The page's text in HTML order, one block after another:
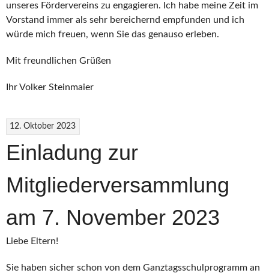
unseres Fördervereins zu engagieren. Ich habe meine Zeit im
Vorstand immer als sehr bereichernd empfunden und ich
würde mich freuen, wenn Sie das genauso erleben.
Mit freundlichen Grüßen
Ihr Volker Steinmaier
12. Oktober 2023
Einladung zur
Mitgliederversammlung
am 7. November 2023
Liebe Eltern!
Sie haben sicher schon von dem Ganztagsschulprogramm an